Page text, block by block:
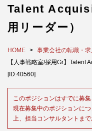
Talent
用リーダー）
HOME 事業会社の転職・求
【人事戦略室/採用Gr】Talent
[ID:40560]
このポジションはすでに募集
現在募集中のポジションに
上、担当コンサルタントまで